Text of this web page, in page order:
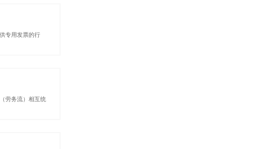
专用发票的行
劳务流）相互统